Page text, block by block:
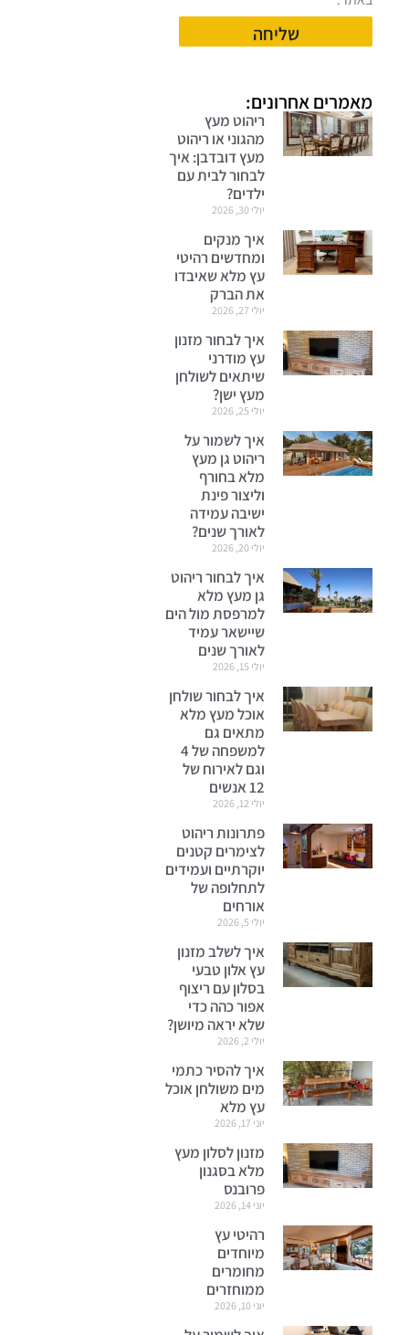
שליחה
מאמרים אחרונים:
ריהוט מעץ
מהגוני או ריהוט
מעץ דובדבן: איך
לבחור לבית עם
ילדים?
יולי 30, 2026
איך מנקים
ומחדשים רהיטי
עץ מלא שאיבדו
את הברק
יולי 27, 2026
איך לבחור מזנון
עץ מודרני
שיתאים לשולחן
מעץ ישן?
יולי 25, 2026
איך לשמור על
ריהוט גן מעץ
מלא בחורף
וליצור פינת
ישיבה עמידה
לאורך שנים?
יולי 20, 2026
איך לבחור ריהוט
גן מעץ מלא
למרפסת מול הים
שיישאר עמיד
לאורך שנים
יולי 15, 2026
איך לבחור שולחן
אוכל מעץ מלא
מתאים גם
למשפחה של 4
וגם לאירוח של
12 אנשים
יולי 12, 2026
פתרונות ריהוט
לצימרים קטנים
יוקרתיים ועמידים
לתחלופה של
אורחים
יולי 5, 2026
איך לשלב מזנון
עץ אלון טבעי
בסלון עם ריצוף
אפור כהה כדי
שלא יראה מיושן?
יולי 2, 2026
איך להסיר כתמי
מים משולחן אוכל
עץ מלא
יוני 17, 2026
מזנון לסלון מעץ
מלא בסגנון
פרובנס
יוני 14, 2026
רהיטי עץ
מיוחדים
מחומרים
ממוחזרים
יוני 10, 2026